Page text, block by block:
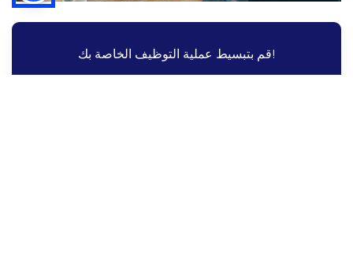
قم بتبسيط عملية التوظيف الخاصة بك!